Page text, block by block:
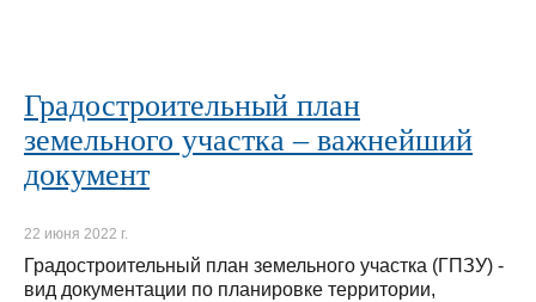
Градостроительный план
земельного участка – важнейший
документ
22 июня 2022 г.
Градостроительный план земельного участка (ГПЗУ) -
вид документации по планировке территории,